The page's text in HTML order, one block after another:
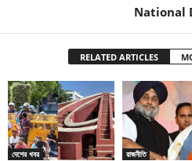
National
RELATED ARTICLES
দেশের খবর রাজনীতি